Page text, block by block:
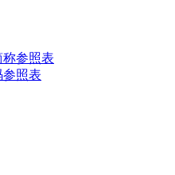
参照表
参照表